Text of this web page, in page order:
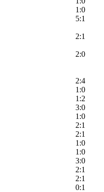
1:0
5:1
2:1
2:0
2:4
1:0
1:2
3:0
1:0
2:1
2:1
1:0
1:0
3:0
2:1
2:1
0:1